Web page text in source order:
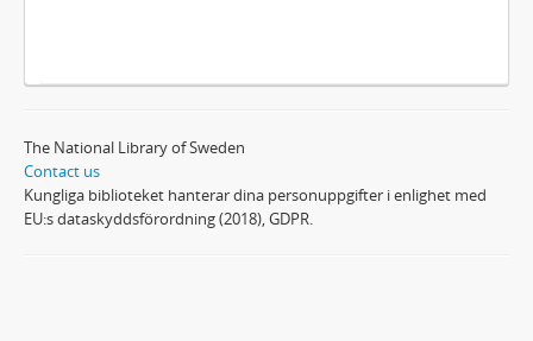
The National Library of Sweden
Contact us
Kungliga biblioteket hanterar dina personuppgifter i enlighet med
EU:s dataskyddsförordning (2018), GDPR.